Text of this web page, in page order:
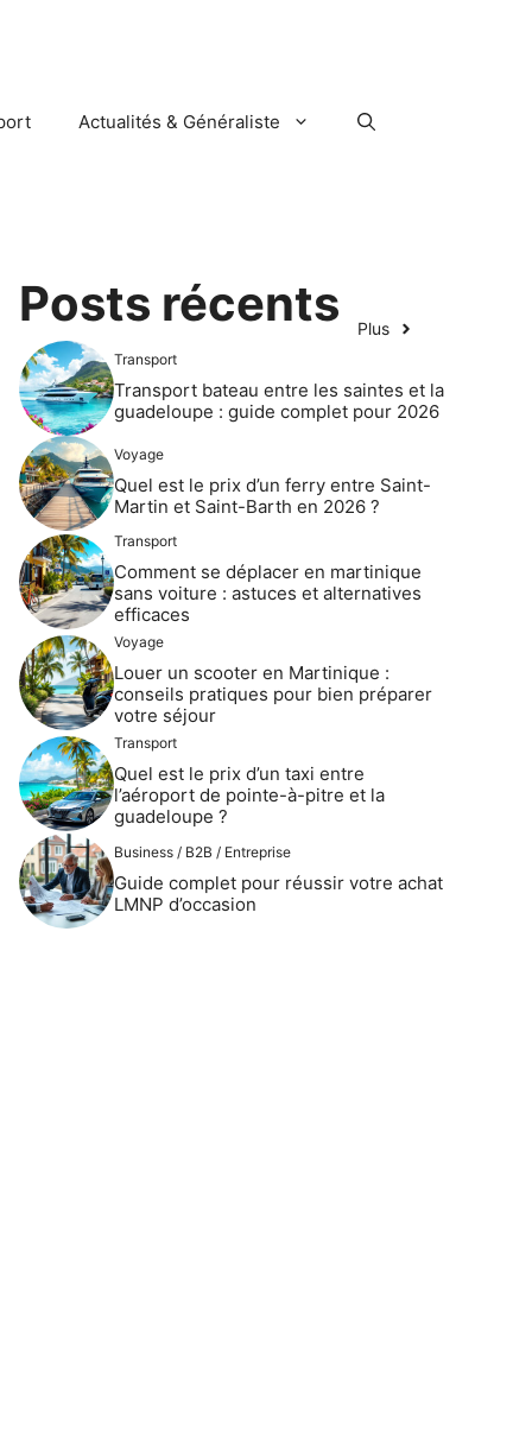
Actualités & Généraliste
Posts récents Plus
Transport
Transport bateau entre les saintes et la
guadeloupe : guide complet pour 2026
Voyage
Quel est le prix d’un ferry entre Saint-
Martin et Saint-Barth en 2026 ?
Transport
Comment se déplacer en martinique
sans voiture : astuces et alternatives
efficaces
Voyage
Louer un scooter en Martinique :
conseils pratiques pour bien préparer
votre séjour
Transport
Quel est le prix d’un taxi entre
l’aéroport de pointe-à-pitre et la
guadeloupe ?
Business / B2B / Entreprise
Guide complet pour réussir votre achat
LMNP d’occasion